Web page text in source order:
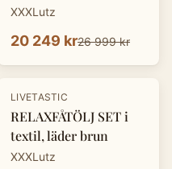
XXXLutz
20 249 kr26 999 kr
LIVETASTIC
RELAXFÅTÖLJ SET i
textil, läder brun
XXXLutz